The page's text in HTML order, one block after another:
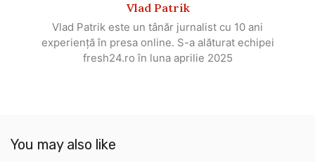
Vlad Patrik
Vlad Patrik este un tânăr jurnalist cu 10 ani
experiență în presa online. S-a alăturat echipei
fresh24.ro în luna aprilie 2025
You may also like